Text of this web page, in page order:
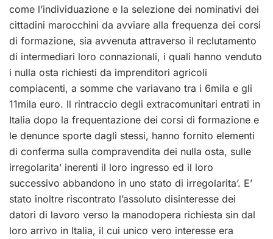
come l’individuazione e la selezione dei nominativi dei
cittadini marocchini da avviare alla frequenza dei corsi
di formazione, sia avvenuta attraverso il reclutamento
di intermediari loro connazionali, i quali hanno venduto
i nulla osta richiesti da imprenditori agricoli
compiacenti, a somme che variavano tra i 6mila e gli
11mila euro. Il rintraccio degli extracomunitari entrati in
Italia dopo la frequentazione dei corsi di formazione e
le denunce sporte dagli stessi, hanno fornito elementi
di conferma sulla compravendita dei nulla osta, sulle
irregolarita’ inerenti il loro ingresso ed il loro
successivo abbandono in uno stato di irregolarita’. E’
stato inoltre riscontrato l’assoluto disinteresse dei
datori di lavoro verso la manodopera richiesta sin dal
loro arrivo in Italia, il cui unico vero interesse era